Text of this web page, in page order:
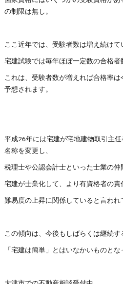
の制限は無し。
ここ近年では、受験者数は増え続けて
宅建試験では毎年ほぼ一定数の合格者
これは、受験者数が増えれば合格率
予想されます。
平成26年には宅建が宅地建物取引主
名称を変更し、
税理士や公認会計士といった士業の仲
宅建が士業化して、より有資格者の責
難易度の上昇に関係していると言われ
この傾向は、今後もしばらくは継続す
「宅建は簡単」とはいなかいものとな